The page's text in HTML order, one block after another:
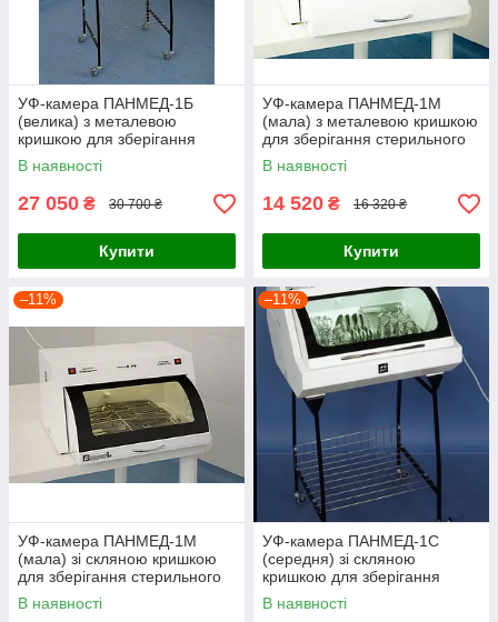
УФ-камера ПАНМЕД-1Б
(велика) з металевою
кришкою для зберігання
стерильного інструменту
В наявності
27 050 ₴ 30 700 ₴
Купити
УФ-камера ПАНМЕД-1М
(мала) з металевою кришкою
для зберігання стерильного
інструменту
В наявності
14 520 ₴ 16 320 ₴
Купити
–11%
УФ-камера ПАНМЕД-1М
(мала) зі скляною кришкою
для зберігання стерильного
інструменту
В наявності
–11%
УФ-камера ПАНМЕД-1С
(середня) зі скляною
кришкою для зберігання
стерильного інструменту
В наявності